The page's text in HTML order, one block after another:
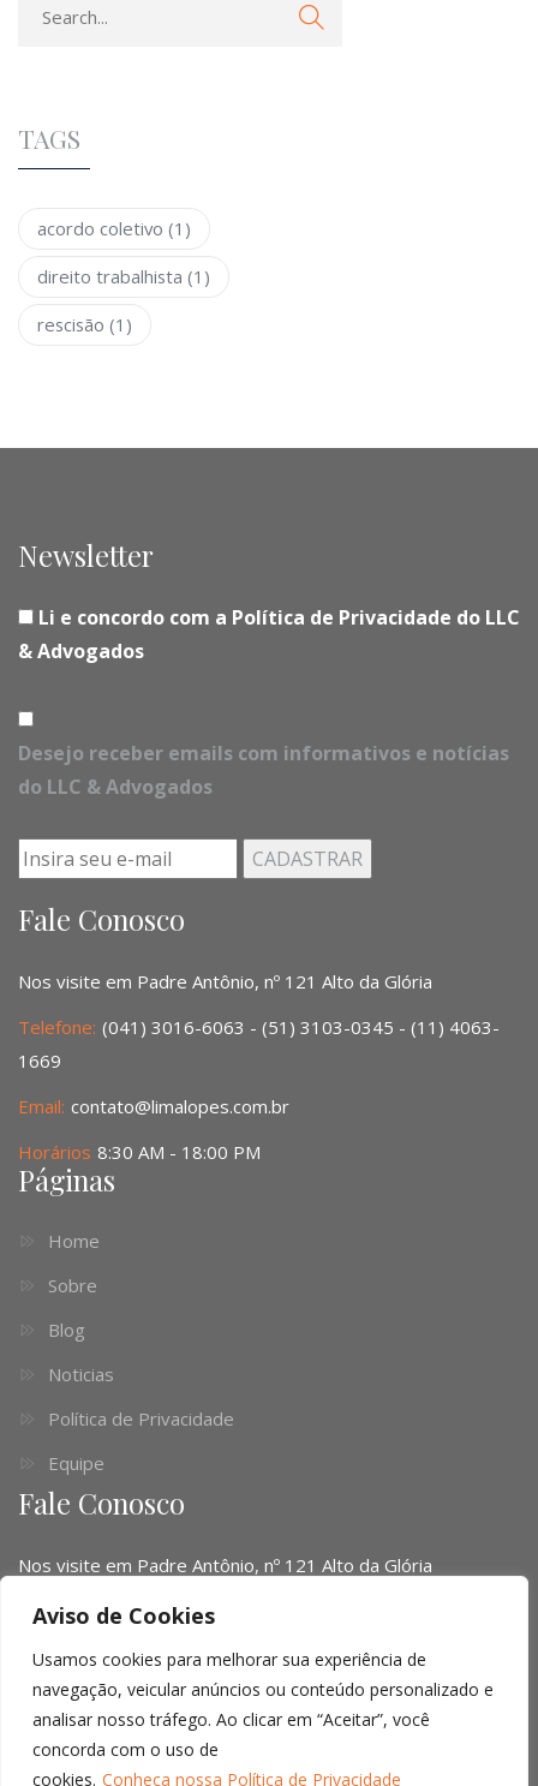
Aviso de Cookies
Usamos cookies para melhorar sua experiência de
navegação, veicular anúncios ou conteúdo personalizado e
analisar nosso tráfego. Ao clicar em “Aceitar”, você
concorda com o uso de
cookies. Conheça nossa Política de Privacidade
TAGS
acordo coletivo (1)
direito trabalhista (1)
rescisão (1)
Newsletter
Li e concordo com a Política de Privacidade do LLC
& Advogados
Desejo receber emails com informativos e notícias
do LLC & Advogados
Fale Conosco
Nos visite em Padre Antônio, nº 121 Alto da Glória
Telefone: (041) 3016-6063 - (51) 3103-0345 - (11) 4063-
1669
Email: contato@limalopes.com.br
Horários 8:30 AM - 18:00 PM
Páginas
Home
Sobre
Blog
Noticias
Política de Privacidade
Equipe
Fale Conosco
Nos visite em Padre Antônio, nº 121 Alto da Glória
Telefone: (041) 3016-6063 - (51) 3103-0345 - (11) 4063-
Email: contato@limalopes.com.br
8:30 AM - 18:00 PM